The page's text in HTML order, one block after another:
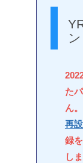
ン
た
ん
再
録
し